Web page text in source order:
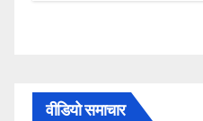
वीडियो समाचार